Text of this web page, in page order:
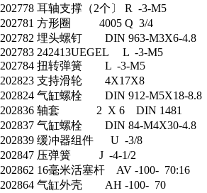
202778 耳轴支撑（2个〕 R -3-M5
202781 方形圈 4005 Q 3/4
202782 埋头螺钉 DIN 963-M3X6-4.8
202783 242413UEGEL L -3-M5
202784 扭转弹簧 L -3-M5
202823 支持滑轮 4X17X8
202824 气缸螺栓 DIN 912-M5X18-8.8
202836 轴套 2 X 6 DIN 1481
202837 气缸螺栓 DIN 84-M4X30-4.8
202839 缓冲器组件 U -3/8
202847 压弹簧 J -4-1/2
202862 16毫米活塞杆 AV -100- 70:16
202864 气缸外壳 AH -100- 70